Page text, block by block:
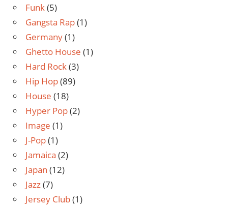
Funk(5)
Gangsta Rap(1)
Germany(1)
Ghetto House (1)
Hard Rock(3)
Hip Hop(89)
House (18)
Hyper Pop(2)
Image (1)
J-Pop(1)
Jamaica (2)
Japan (12)
Jazz(7)
Jersey Club(1)